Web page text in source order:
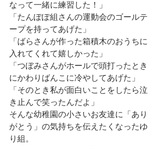
なって一緒に練習した！」
「たんぽぽ組さんの運動会のゴールテ
ープを持ってあげた」
「ばらさんが作った箱積木のおうちに
入れてくれて嬉しかった」
「つぼみさんがホールで頭打ったとき
にかわりばんこに冷やしてあげた」
「そのとき私が面白いことをしたら泣
き止んで笑ったんだよ」
そんな幼稚園の小さいお友達に「あり
がとう」の気持ちを伝えたくなったゆ
り組。